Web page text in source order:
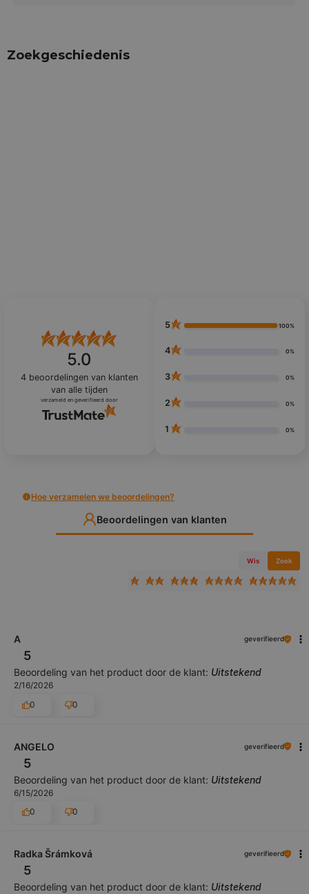
Zoekgeschiedenis
5.0
4beoordelingen van klanten
van alle tijden
verzameld en geverifieerd door
5 100%
4 0%
3 0%
2 0%
1 0%
Hoe verzamelen we beoordelingen?
Beoordelingen van klanten
Wis Zoek
A geverifieerd
5
Beoordeling van het product door de klant: Uitstekend
2/16/2026
0
0
ANGELO geverifieerd
5
Beoordeling van het product door de klant: Uitstekend
6/15/2026
0
0
Radka Šrámková geverifieerd
5
Beoordeling van het product door de klant: Uitstekend